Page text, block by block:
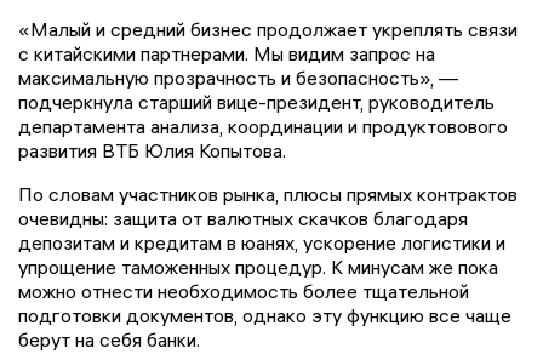
«Малый и средний бизнес продолжает укреплять связи
с китайскими партнерами. Мы видим запрос на
максимальную прозрачность и безопасность», —
подчеркнула старший вице-президент, руководитель
департамента анализа, координации и продуктовового
развития ВТБ Юлия Копытова.
По словам участников рынка, плюсы прямых контрактов
очевидны: защита от валютных скачков благодаря
депозитам и кредитам в юанях, ускорение логистики и
упрощение таможенных процедур. К минусам же пока
можно отнести необходимость более тщательной
подготовки документов, однако эту функцию все чаще
берут на себя банки.